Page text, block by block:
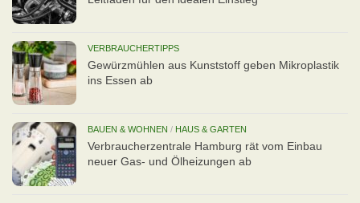
VERBRAUCHERTIPPS
Gewürzmühlen aus Kunststoff geben Mikroplastik
ins Essen ab
BAUEN & WOHNEN / HAUS & GARTEN
Verbraucherzentrale Hamburg rät vom Einbau
neuer Gas- und Ölheizungen ab